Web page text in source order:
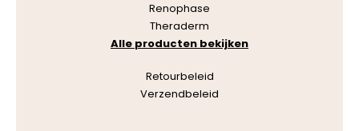
Renophase
Theraderm
Alle producten bekijken
Retourbeleid
Verzendbeleid